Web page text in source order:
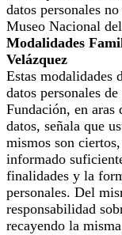
datos personales
Museo Nacional
Modalidades
Velázquez
Estas modalidades
datos personales
Fundación, en aras
datos, señala que
mismos son
informado
finalidades y la
personales. Del
responsabilidad
recayendo la